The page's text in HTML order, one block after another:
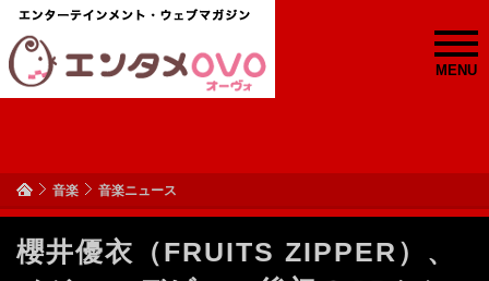
MENU
音楽 音楽ニュース
櫻井優衣（FRUITS ZIPPER）、